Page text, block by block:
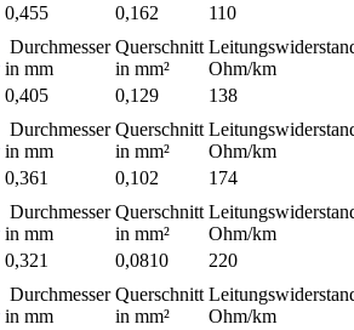
0,455 0,162 110
Durchmesser
in mm
Querschnitt
in mm²
Ohm/km
0,405 0,129 138
Durchmesser
in mm
Querschnitt
in mm²
Ohm/km
0,361 0,102 174
Durchmesser
in mm
Querschnitt
in mm²
Ohm/km
0,321 0,0810 220
Durchmesser
in mm
Querschnitt
in mm²
Ohm/km